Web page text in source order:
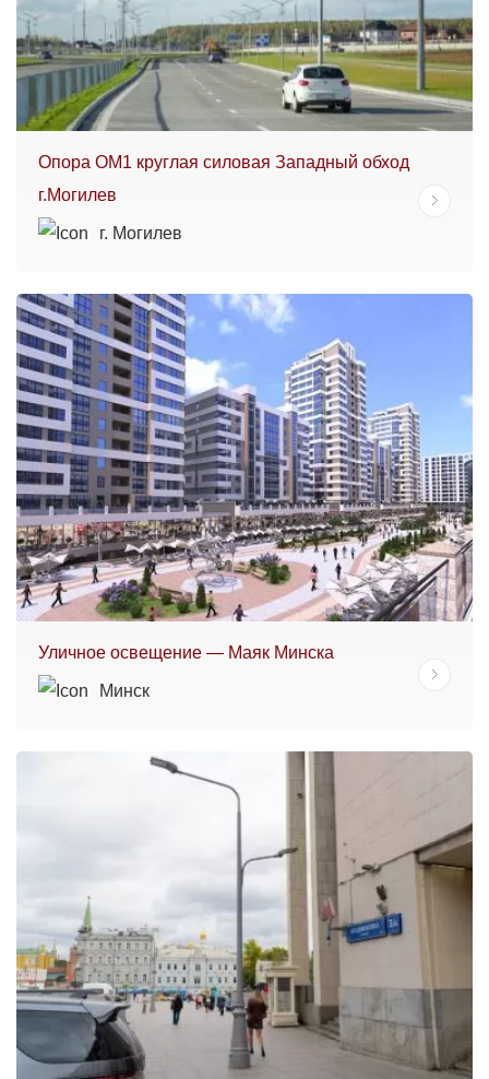
Опора ОМ1 круглая силовая Западный обход
г.Могилев
г. Могилев
Уличное освещение — Маяк Минска
Минск